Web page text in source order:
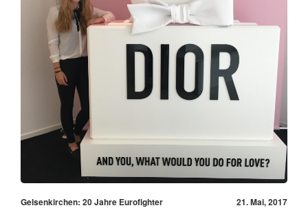
Gelsenkirchen: 20 Jahre Eurofighter 21. Mai, 2017